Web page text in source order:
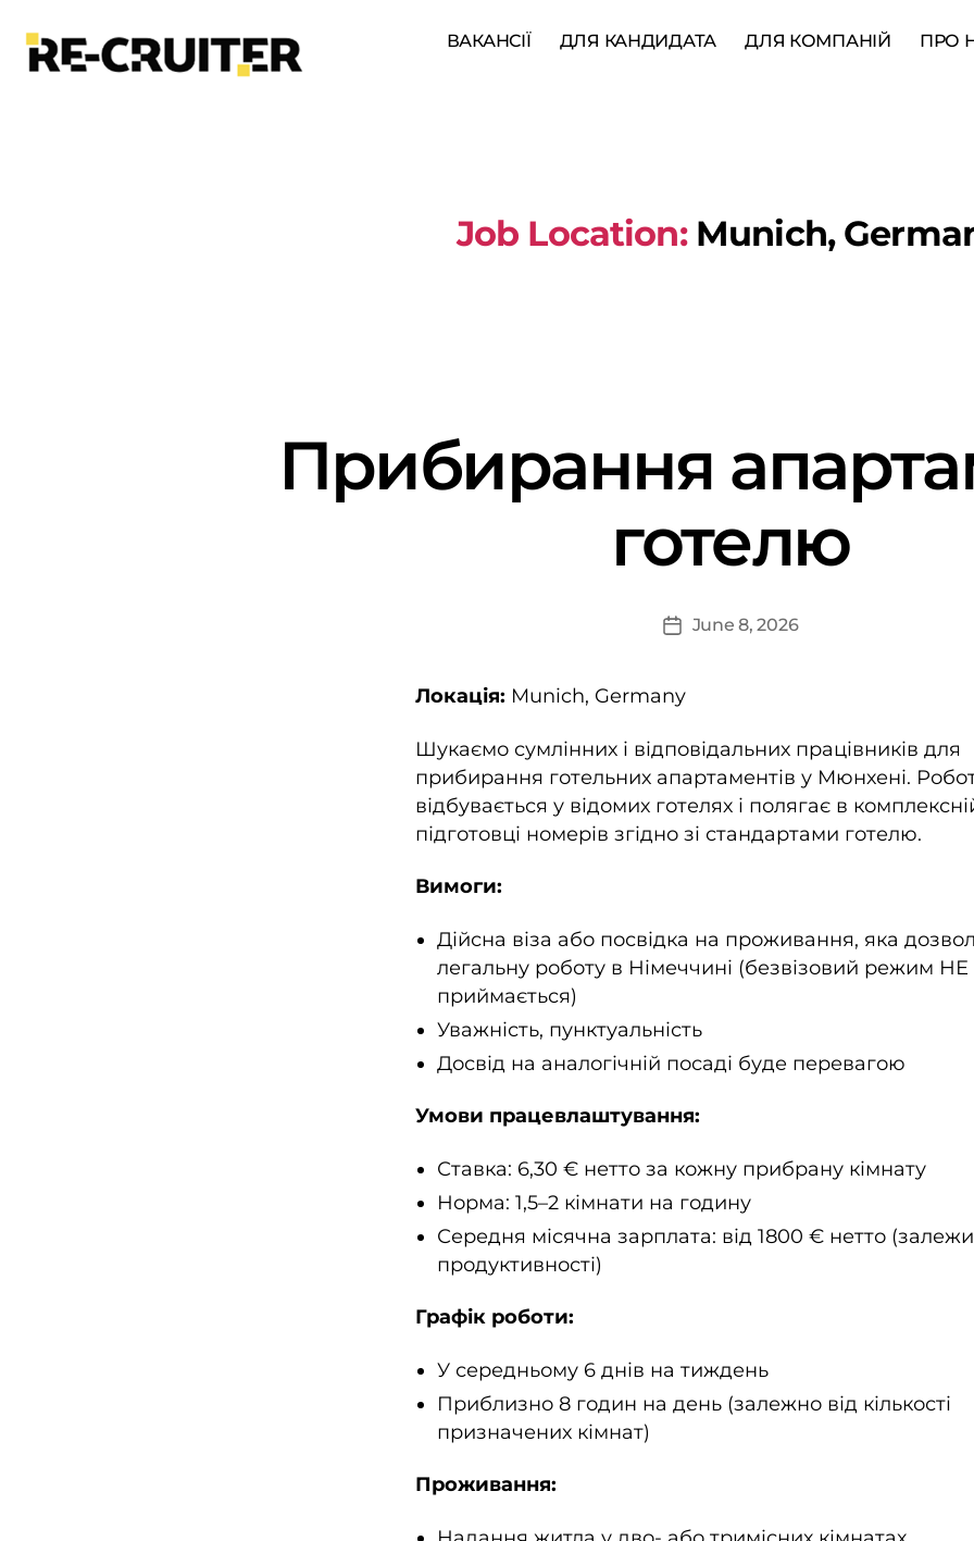
ВАКАНСІЇ ДЛЯ КАНДИДАТА ДЛЯ КОМПАНІЙ ПРО
Job Location: Munich,
Прибирання
готелю
June 8, 2026
Локація: Munich, Germany
Шукаємо сумлінних і відповідальних працівників для
прибирання готельних апартаментів у Мюнхені.
відбувається у відомих готелях і полягає в
підготовці номерів згідно зі стандартами готелю.
Вимоги:
Дійсна віза або посвідка на проживання, яка
легальну роботу в Німеччині (безвізовий режим НЕ
приймається)
Уважність, пунктуальність
Досвід на аналогічній посаді буде перевагою
Умови працевлаштування:
Ставка: 6,30 € нетто за кожну прибрану кімнату
Норма: 1,5–2 кімнати на годину
Середня місячна зарплата: від 1800 € нетто
продуктивності)
Графік роботи:
У середньому 6 днів на тиждень
Приблизно 8 годин на день (залежно від кількості
призначених кімнат)
Проживання: